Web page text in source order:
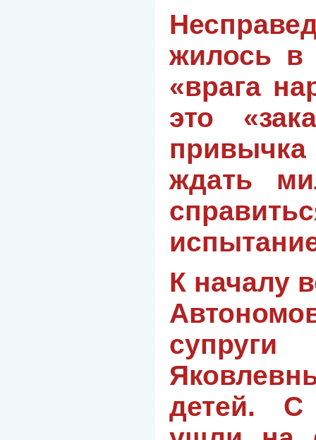
жилось в
«врага
это
привычка
ждать
К началу
детей.